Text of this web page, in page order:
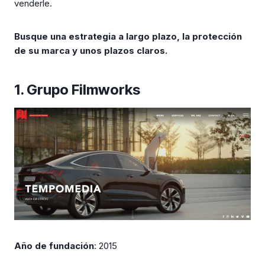
venderle.
Busque una estrategia a largo plazo, la protección
de su marca y unos plazos claros.
1. Grupo Filmworks
Año de fundación: 2015